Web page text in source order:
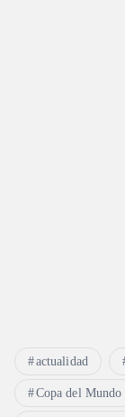
actualidad
Copa del Mundo